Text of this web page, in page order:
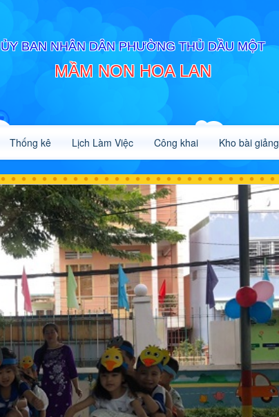
ỦY BAN NHÂN DÂN PHƯỜNG THỦ DẦU MỘT
MẦM NON HOA LAN
Thống kê Lịch Làm Việc Công khai Kho bài giảng